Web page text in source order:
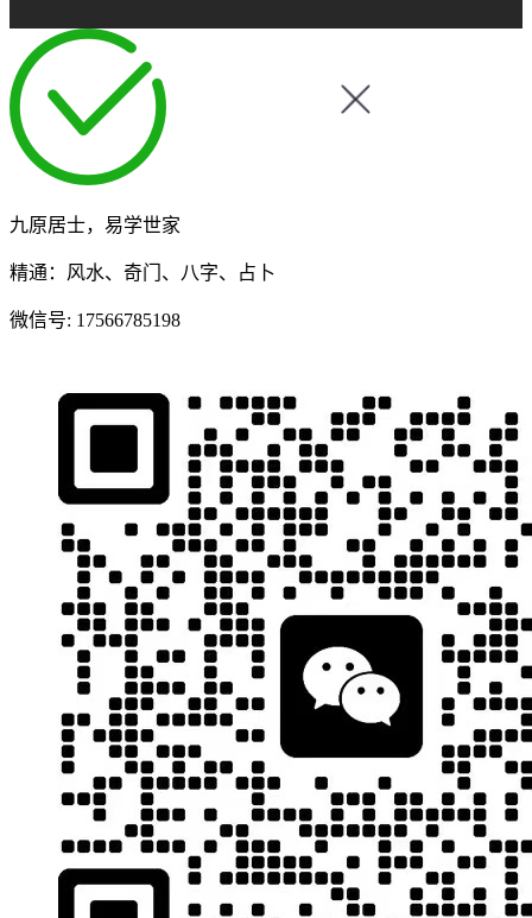
九原居士，易学世家
精通：风水、奇门、八字、占卜
微信号: 17566785198